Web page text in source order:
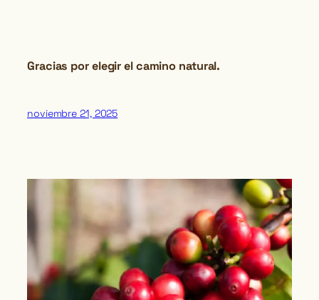
Gracias por elegir el camino natural.
noviembre 21, 2025